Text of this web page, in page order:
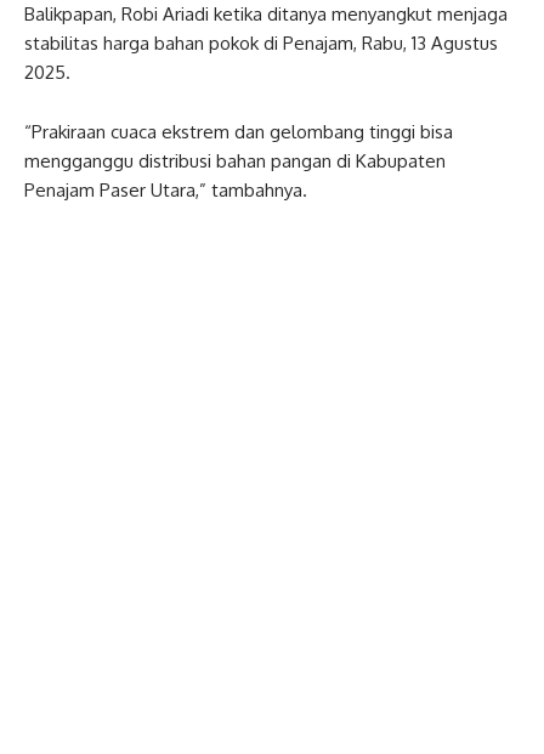
Balikpapan, Robi Ariadi ketika ditanya menyangkut menjaga
stabilitas harga bahan pokok di Penajam, Rabu, 13 Agustus
2025.
“Prakiraan cuaca ekstrem dan gelombang tinggi bisa
mengganggu distribusi bahan pangan di Kabupaten
Penajam Paser Utara,” tambahnya.